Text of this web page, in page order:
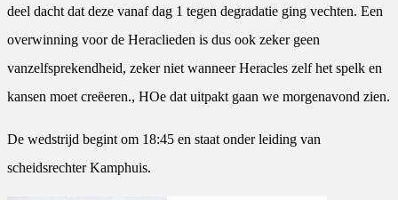
deel dacht dat deze vanaf dag 1 tegen degradatie ging vechten. Een
overwinning voor de Heraclieden is dus ook zeker geen
vanzelfsprekendheid, zeker niet wanneer Heracles zelf het spelk en
kansen moet creëeren., HOe dat uitpakt gaan we morgenavond zien.
De wedstrijd begint om 18:45 en staat onder leiding van
scheidsrechter Kamphuis.